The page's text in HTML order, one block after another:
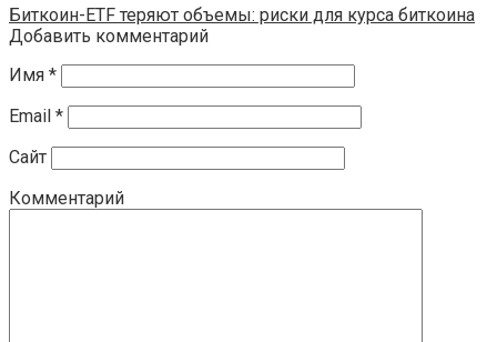
Биткоин-ETF теряют объемы: риски для курса биткоина
Добавить комментарий
Имя *
Email *
Сайт
Комментарий